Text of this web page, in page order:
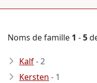
Noms de famille 1 -5
Kalf- 2
Kersten - 1